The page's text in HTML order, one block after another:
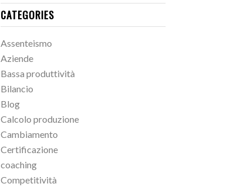
CATEGORIES
Assenteismo
Aziende
Bassa produttività
Bilancio
Blog
Calcolo produzione
Cambiamento
Certificazione
coaching
Competitività